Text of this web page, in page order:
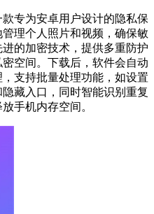
款专为安卓用户设计的隐私保
理个人照片和视频，确保敏
的加密技术，提供多重防护
空间。下载后，软件会自动
支持批量处理功能，如设置
藏入口，同时智能识别重复
手机内存空间。